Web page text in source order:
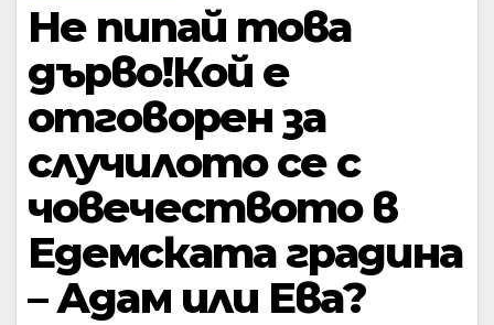
Не пипай това
дърво!Кой е
отговорен за
случилото се с
човечеството в
Едемската градина
– Адам или Ева?